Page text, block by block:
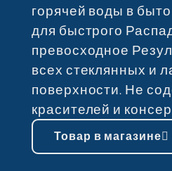
горячей воды в
для быстрого
превосходное
всех стеклянных и
поверхности. Не
красителей и
Товар в магазине